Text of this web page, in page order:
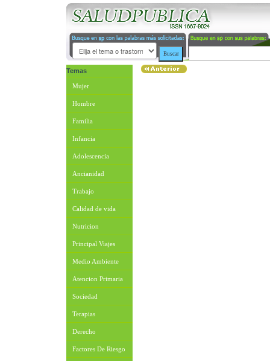
Temas
Mujer
Hombre
Familia
Infancia
Adolescencia
Ancianidad
Trabajo
Calidad de vida
Nutricion
Principal Viajes
Medio Ambiente
Atencion Primaria
Sociedad
Terapias
Derecho
Factores De Riesgo